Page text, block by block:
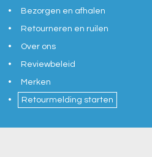
Bezorgen en afhalen
Retourneren en ruilen
Over ons
Reviewbeleid
Merken
Retourmelding starten